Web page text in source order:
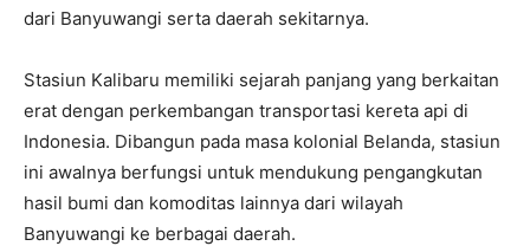
dari Banyuwangi serta daerah sekitarnya.
Stasiun Kalibaru memiliki sejarah panjang yang berkaitan
erat dengan perkembangan transportasi kereta api di
Indonesia. Dibangun pada masa kolonial Belanda, stasiun
ini awalnya berfungsi untuk mendukung pengangkutan
hasil bumi dan komoditas lainnya dari wilayah
Banyuwangi ke berbagai daerah.